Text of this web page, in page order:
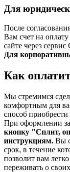
Для
После
Вам счет на
сайте через
Для
Как
Мы стремимся
комфортным для
способ
При оформлении
кнопку "Сплит,
инструкциям. Вы
срок, в течение
позволит вам
переживать о